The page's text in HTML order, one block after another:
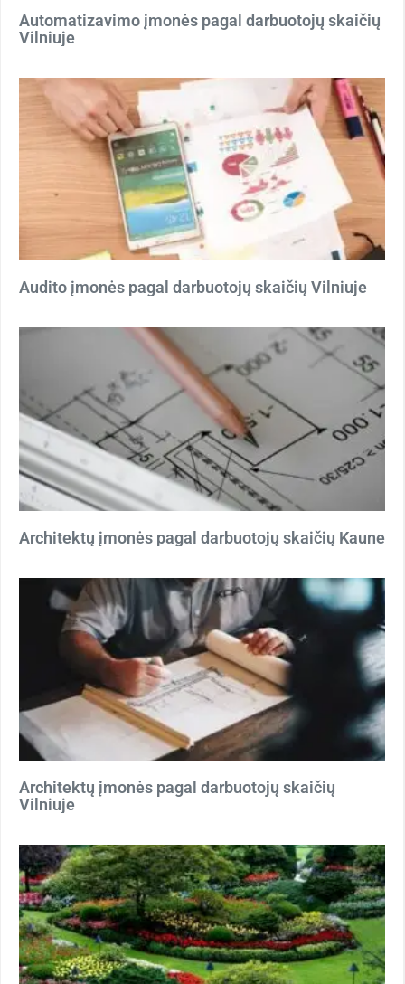
Automatizavimo įmonės pagal darbuotojų skaičių
Vilniuje
Audito įmonės pagal darbuotojų skaičių Vilniuje
Architektų įmonės pagal darbuotojų skaičių Kaune
Architektų įmonės pagal darbuotojų skaičių
Vilniuje